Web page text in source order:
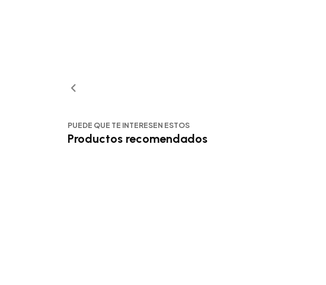
PUEDE QUE TE INTERESEN ESTOS
Productos recomendados